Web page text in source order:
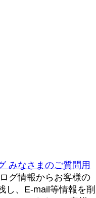
みなさまのご質問用
グ情報からお客様の
し、E-mail等情報を削